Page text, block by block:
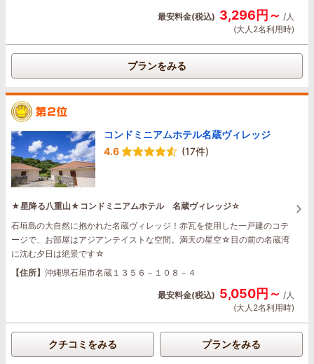
最安料金(税込) 3,296円～ /人
(大人2名利用時)
プランをみる
コンドミニアムホテル名蔵ヴィレッジ
4.6
(17件)
★星降る八重山★コンドミニアムホテル 名蔵ヴィレッジ☆
石垣島の大自然に抱かれた名蔵ヴィレッジ！赤瓦を使用した一戸建のコテ
ージで、お部屋はアジアンテイストな空間。満天の星空☆目の前の名蔵湾
に沈む夕日は絶景です☆
【住所】 沖縄県石垣市名蔵１３５６－１０８－４
最安料金(税込) 5,050円～ /人
(大人2名利用時)
クチコミをみる プランをみる